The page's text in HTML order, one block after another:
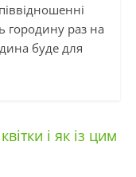
городину раз на
буде для
і як із цим